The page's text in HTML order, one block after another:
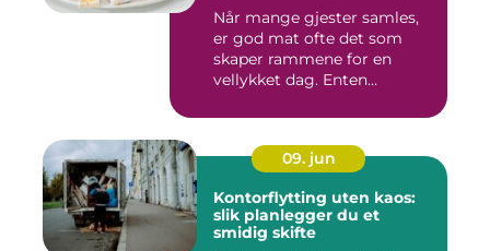
Når mange gjester samles,
er god mat ofte det som
skaper rammene for en
vellykket dag. Enten
09. jun
Kontorflytting uten kaos:
slik planlegger du et
smidig skifte